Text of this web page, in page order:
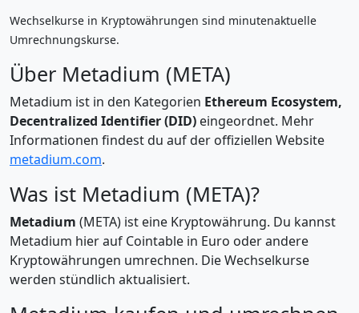
Wechselkurse in Kryptowährungen sind minutenaktuelle
Umrechnungskurse.
Über Metadium (META)
Metadium ist in den Kategorien Ethereum Ecosystem,
Decentralized Identifier (DID) eingeordnet. Mehr
Informationen findest du auf der offiziellen Website
metadium.com.
Was ist Metadium (META)?
Metadium (META) ist eine Kryptowährung. Du kannst
Metadium hier auf Cointable in Euro oder andere
Kryptowährungen umrechnen. Die Wechselkurse
werden stündlich aktualisiert.